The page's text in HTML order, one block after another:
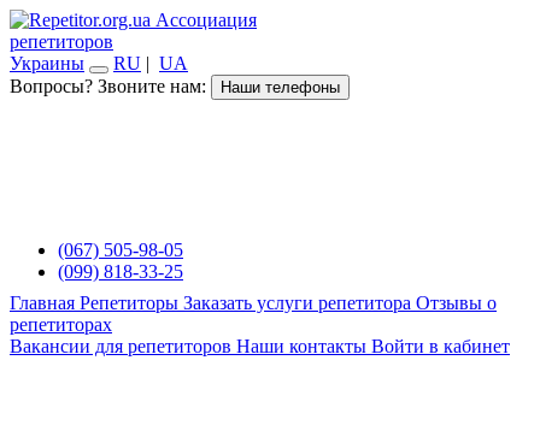
Ассоциация
репетиторов
Украины
RU | UA
Вопросы? Звоните нам:
Наши телефоны
(067) 505-98-05
(099) 818-33-25
Главная Репетиторы Заказать услуги репетитора Отзывы о
репетиторах
Вакансии для репетиторов Наши контакты Войти в кабинет